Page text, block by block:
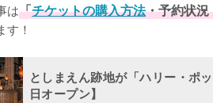
は「チケットの購入方法・予約状
す！
としまえん跡地が「ハリー・ポ
日オープン】